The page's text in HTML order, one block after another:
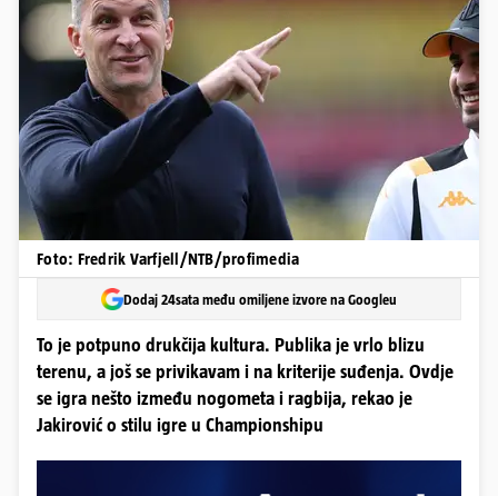
Foto: Fredrik Varfjell/NTB/profimedia
Dodaj 24sata među omiljene izvore na Googleu
To je potpuno drukčija kultura. Publika je vrlo blizu
terenu, a još se privikavam i na kriterije suđenja. Ovdje
se igra nešto između nogometa i ragbija, rekao je
Jakirović o stilu igre u Championshipu